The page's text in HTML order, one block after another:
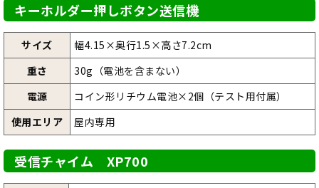
キーホルダー押しボタン送信機
サイズ
幅4.15×奥行1.5×高さ7.2cm
重さ
30g（電池を含まない）
電源
コイン形リチウム電池×2個（テスト用付属）
使用エリア
屋内専用
受信チャイム XP700